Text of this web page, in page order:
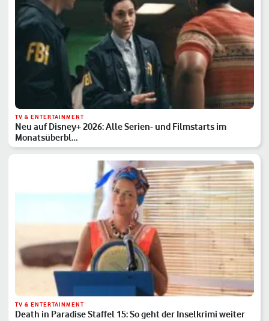
TV & ENTERTAINMENT
Neu auf Disney+ 2026: Alle Serien- und Filmstarts im
Monatsüberbl…
TV & ENTERTAINMENT
Death in Paradise Staffel 15: So geht der Inselkrimi weiter